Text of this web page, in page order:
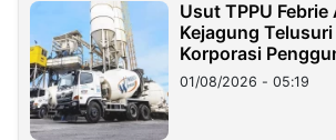
Usut TPPU
Kejagung
Korporasi
Ritto
01/08/2026 - 05:19